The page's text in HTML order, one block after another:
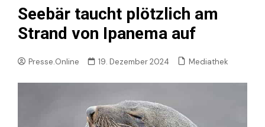
Seebär taucht plötzlich am
Strand von Ipanema auf
Presse.Online 19. Dezember 2024 Mediathek